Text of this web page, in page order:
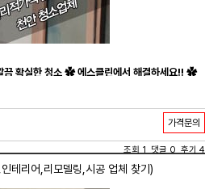
끔 확실한 청소 ✿ 에스클린에서 해결하세요!! ✿
가격문의
조회 1 댓글 0 후기 4
,인테리어,리모델링,시공 업체 찾기)